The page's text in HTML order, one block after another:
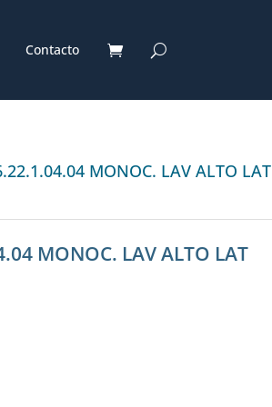
Contacto
MONOC. LAV ALTO LAT
MONOC. LAV ALTO LAT